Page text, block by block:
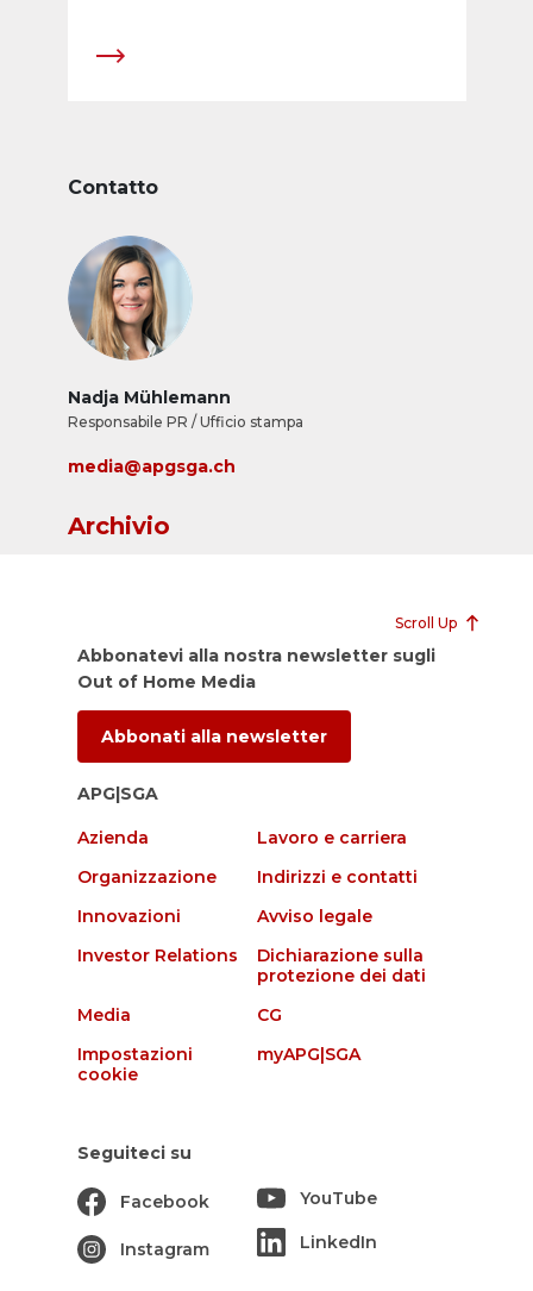
Contatto
Nadja Mühlemann
Responsabile PR / Ufficio stampa
media@apgsga.ch
Archivio
Scroll Up
Abbonatevi alla nostra newsletter sugli
Out of Home Media
Abbonati alla newsletter
APG|SGA
Azienda
Lavoro e carriera
Organizzazione
Indirizzi e contatti
Innovazioni
Avviso legale
Investor Relations
Dichiarazione sulla
protezione dei dati
Media
CG
Impostazioni
cookie
myAPG|SGA
Seguiteci su
Facebook
Instagram
YouTube
LinkedIn